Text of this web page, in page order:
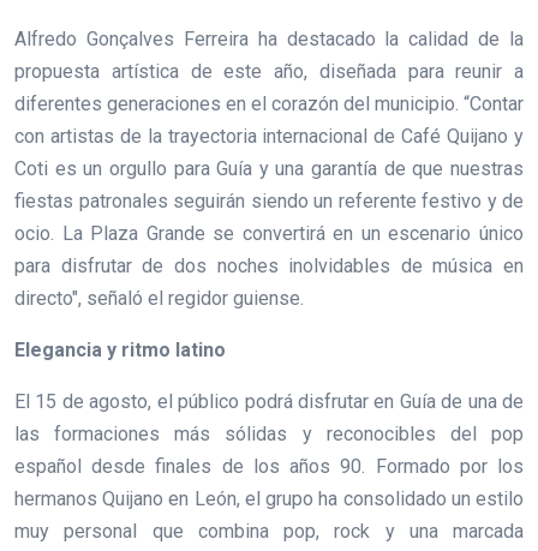
Alfredo Gonçalves Ferreira ha destacado la calidad de la
propuesta artística de este año, diseñada para reunir a
diferentes generaciones en el corazón del municipio. “Contar
con artistas de la trayectoria internacional de Café Quijano y
Coti es un orgullo para Guía y una garantía de que nuestras
fiestas patronales seguirán siendo un referente festivo y de
ocio. La Plaza Grande se convertirá en un escenario único
para disfrutar de dos noches inolvidables de música en
directo", señaló el regidor guiense.
Elegancia y ritmo latino
El 15 de agosto, el público podrá disfrutar en Guía de una de
las formaciones más sólidas y reconocibles del pop
español desde finales de los años 90. Formado por los
hermanos Quijano en León, el grupo ha consolidado un estilo
muy personal que combina pop, rock y una marcada